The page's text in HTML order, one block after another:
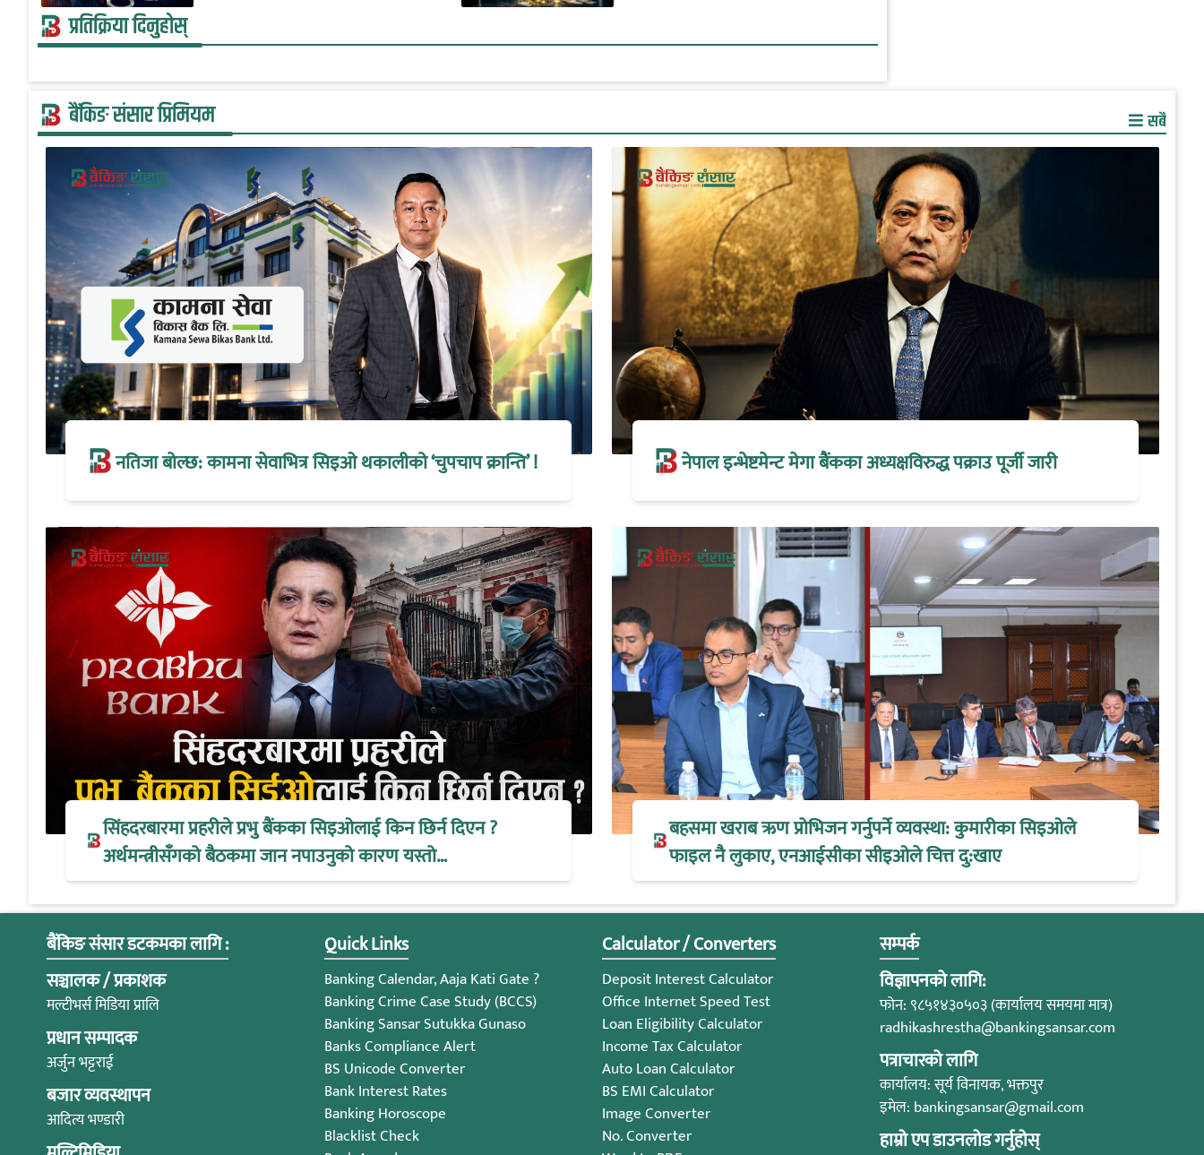
प्रतिक्रिया दिनुहोस्
बैंकिङ संसार प्रिमियम सबै
नतिजा बोल्छ: कामना सेवाभित्र सिइओ थकालीको ‘चुपचाप क्रान्ति’ ! नेपाल इन्भेष्टमेन्ट मेगा बैंकका अध्यक्षविरुद्ध पक्राउ पूर्जी जारी
सिंहदरबारमा प्रहरीले प्रभु बैंकका सिइओलाई किन छिर्न दिएन ?
अर्थमन्त्रीसँगको बैठकमा जान नपाउनुको कारण यस्तो…
बहसमा खराब ऋण प्रोभिजन गर्नुपर्ने व्यवस्था: कुमारीका सिइओले
फाइल नै लुकाए, एनआईसीका सीइओले चित्त दु:खाए
बैंकिङ संसार डटकमका लागि :
सञ्चालक / प्रकाशक
मल्टीभर्स मिडिया प्रालि
प्रधान सम्पादक
अर्जुन भट्टराई
बजार व्यवस्थापन
आदित्य भण्डारी
Quick Links
Banking Calendar, Aaja Kati Gate ?
Banking Crime Case Study (BCCS)
Banking Sansar Sutukka Gunaso
Banks Compliance Alert
BS Unicode Converter
Bank Interest Rates
Banking Horoscope
Blacklist Check
Calculator / Converters
Deposit Interest Calculator
Office Internet Speed Test
Loan Eligibility Calculator
Income Tax Calculator
Auto Loan Calculator
BS EMI Calculator
Image Converter
No. Converter
सम्पर्क
विज्ञापनको लागि:
फोन: ९८५१४३०५०३ (कार्यालय समयमा मात्र)
radhikashrestha@bankingsansar.com
पत्राचारको लागि
कार्यालय: सूर्य विनायक, भक्तपुर
इमेल: bankingsansar@gmail.com
हाम्रो एप डाउनलोड गर्नुहोस्